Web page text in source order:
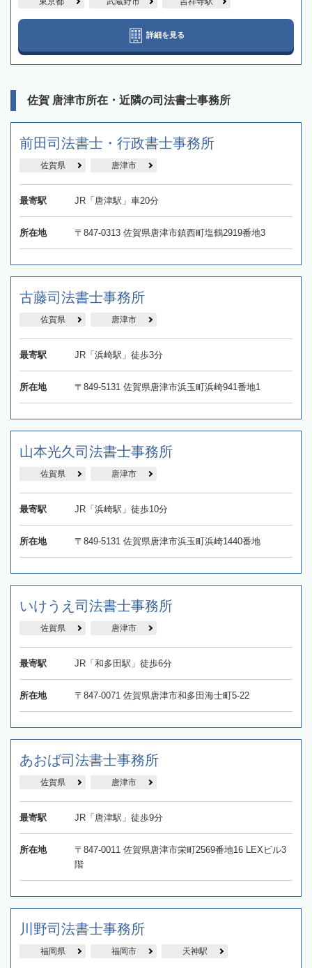
詳細を見る
佐賀 唐津市所在・近隣の司法書士事務所
前田司法書士・行政書士事務所
佐賀県 唐津市
最寄駅 JR「唐津駅」車20分
所在地 〒847-0313 佐賀県唐津市鎮西町塩鶴2919番地3
古藤司法書士事務所
佐賀県 唐津市
最寄駅 JR「浜崎駅」徒歩3分
所在地 〒849-5131 佐賀県唐津市浜玉町浜崎941番地1
山本光久司法書士事務所
佐賀県 唐津市
最寄駅 JR「浜崎駅」徒歩10分
所在地 〒849-5131 佐賀県唐津市浜玉町浜崎1440番地
いけうえ司法書士事務所
佐賀県 唐津市
最寄駅 JR「和多田駅」徒歩6分
所在地 〒847-0071 佐賀県唐津市和多田海士町5-22
あおば司法書士事務所
佐賀県 唐津市
最寄駅 JR「唐津駅」徒歩9分
所在地
〒847-0011 佐賀県唐津市栄町2569番地16 LEXビル3
階
川野司法書士事務所
福岡県 福岡市 天神駅